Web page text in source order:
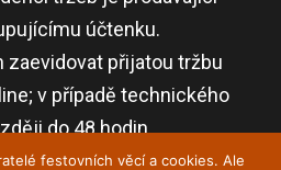
účtenku.
zaevidovat přijatou tržbu
v případě technického
do 48 hodin.
festovních věcí a cookies. Ale